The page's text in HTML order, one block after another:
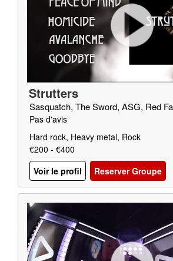
Strutters
Sasquatch, The Sword, ASG, Red
Pas d'avis
Hard rock, Heavy metal, Rock
€200 - €400
Voir le profil
Reserver Groupe